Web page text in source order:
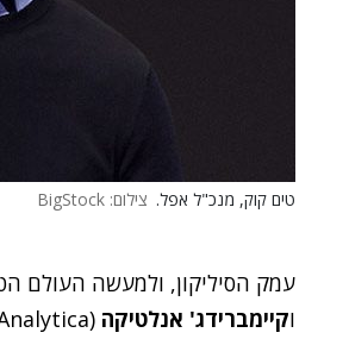
טים קוק, מנכ"ל אפל. צילום: BigStock
עמק הסיליקון, ולמעשה העולם
וקיימברידג' אנלטיקה (Cambridge Analytica).